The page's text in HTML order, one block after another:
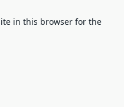
in this browser for the